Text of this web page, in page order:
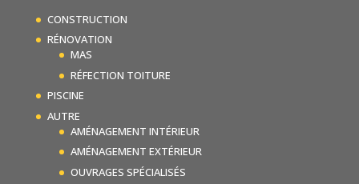
CONSTRUCTION
RÉNOVATION
MAS
RÉFECTION TOITURE
PISCINE
AUTRE
AMÉNAGEMENT INTÉRIEUR
AMÉNAGEMENT EXTÉRIEUR
OUVRAGES SPÉCIALISÉS